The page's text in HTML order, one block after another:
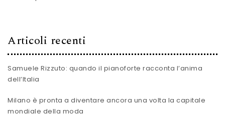
Articoli recenti
Samuele Rizzuto: quando il pianoforte racconta l’anima
dell’Italia
Milano è pronta a diventare ancora una volta la capitale
mondiale della moda